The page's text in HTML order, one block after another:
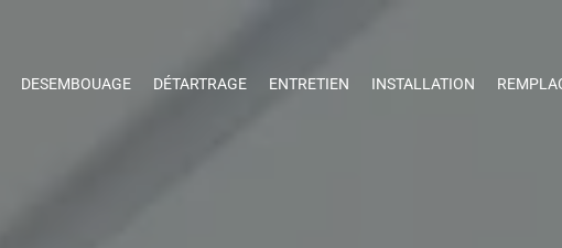
DESEMBOUAGE DÉTARTRAGE ENTRETIEN INSTALLATION